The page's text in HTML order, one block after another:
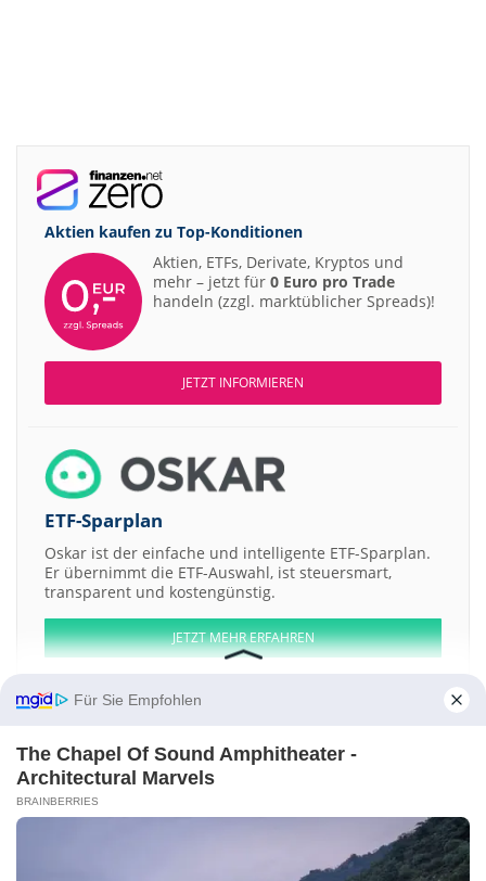
Aktien kaufen zu Top-Konditionen
Aktien, ETFs, Derivate, Kryptos und
mehr – jetzt für 0 Euro pro Trade
handeln (zzgl. marktüblicher Spreads)!
JETZT INFORMIEREN
ETF-Sparplan
Oskar ist der einfache und intelligente ETF-Sparplan.
Er übernimmt die ETF-Auswahl, ist steuersmart,
transparent und kostengünstig.
JETZT MEHR ERFAHREN
Aktien ATX DAX EuroStoxx 50 Dow Jones NASDAQ 100
Webel Communication Industries Galaxy
Apollo Hospitals Enterprise
Für Sie Empfohlen
The Chapel Of Sound Amphitheater -
Architectural Marvels
BRAINBERRIES